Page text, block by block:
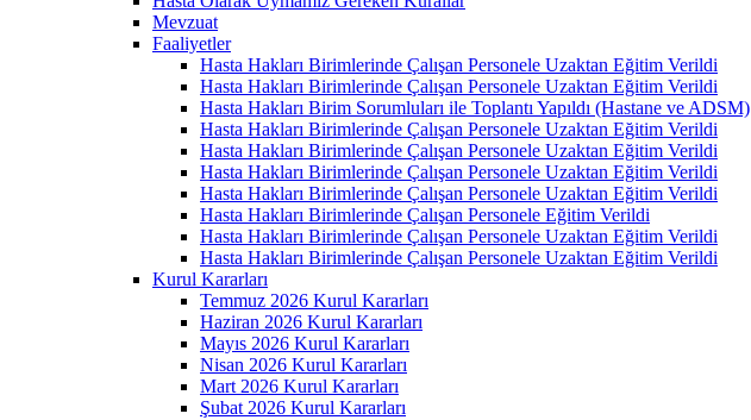
Mevzuat
Faaliyetler
Hasta Hakları Birimlerinde Çalışan Personele Uzaktan Eğitim Verildi
Hasta Hakları Birimlerinde Çalışan Personele Uzaktan Eğitim Verildi
Hasta Hakları Birim Sorumluları ile Toplantı Yapıldı (Hastane ve ADSM)
Hasta Hakları Birimlerinde Çalışan Personele Uzaktan Eğitim Verildi
Hasta Hakları Birimlerinde Çalışan Personele Uzaktan Eğitim Verildi
Hasta Hakları Birimlerinde Çalışan Personele Uzaktan Eğitim Verildi
Hasta Hakları Birimlerinde Çalışan Personele Uzaktan Eğitim Verildi
Hasta Hakları Birimlerinde Çalışan Personele Eğitim Verildi
Hasta Hakları Birimlerinde Çalışan Personele Uzaktan Eğitim Verildi
Hasta Hakları Birimlerinde Çalışan Personele Uzaktan Eğitim Verildi
Kurul Kararları
Temmuz 2026 Kurul Kararları
Haziran 2026 Kurul Kararları
Mayıs 2026 Kurul Kararları
Nisan 2026 Kurul Kararları
Mart 2026 Kurul Kararları
Şubat 2026 Kurul Kararları